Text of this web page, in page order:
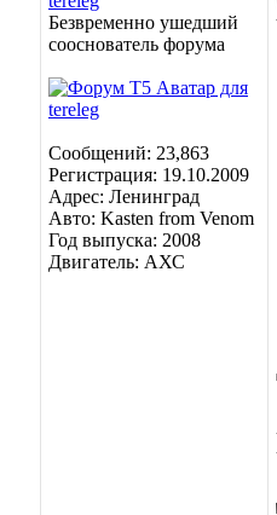
Безвременно ушедший
сооснователь форума
Сообщений: 23,863
Регистрация: 19.10.2009
Адрес: Ленинград
Авто: Kasten from Venom
Год выпуска: 2008
Двигатель: АХС